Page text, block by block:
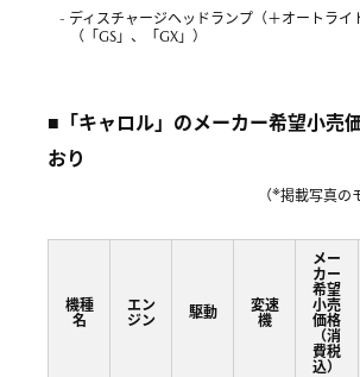
- ディスチャージヘッドランプ（＋オートライ
（「GS」、「GX」）
■「キャロル」のメーカー希望小売
おり
（※掲載写真の
機種
名
エン
ジン
駆動
変速
機
メー
カー
希望
小売
価格
（消
費税
込）